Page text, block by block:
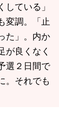
ている」
変調。「止
た」。内か
が良くなく
選２日間で
。それでも